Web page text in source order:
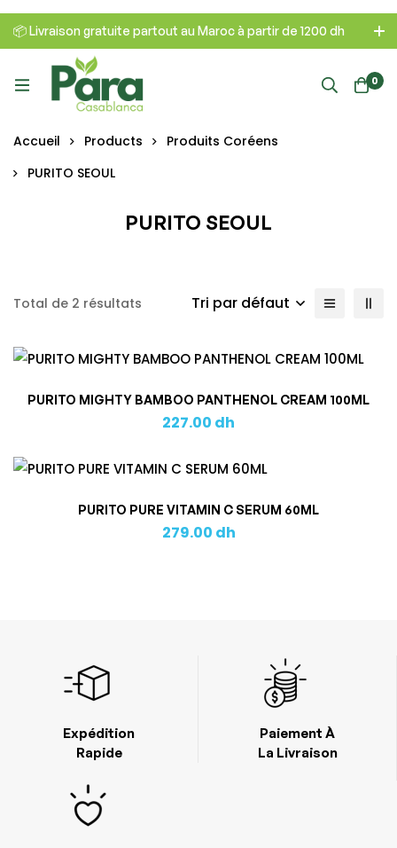
📦 Livraison gratuite partout au Maroc à partir de 1200 dh
0
Accueil Products
Produits Coréens
PURITO SEOUL
PURITO SEOUL
Total de 2 résultats Tri par défaut
PURITO MIGHTY BAMBOO PANTHENOL CREAM 100ML
227.00 dh
PURITO PURE VITAMIN C SERUM 60ML
279.00 dh
Paiement À
La Livraison
Expédition
Rapide